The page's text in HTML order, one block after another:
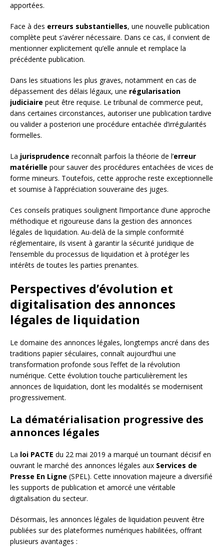
apportées.
Face à des erreurs substantielles, une nouvelle publication
complète peut s’avérer nécessaire. Dans ce cas, il convient de
mentionner explicitement qu’elle annule et remplace la
précédente publication.
Dans les situations les plus graves, notamment en cas de
dépassement des délais légaux, une régularisation
judiciaire peut être requise. Le tribunal de commerce peut,
dans certaines circonstances, autoriser une publication tardive
ou valider a posteriori une procédure entachée d’irrégularités
formelles.
La jurisprudence reconnaît parfois la théorie de l’erreur
matérielle pour sauver des procédures entachées de vices de
forme mineurs. Toutefois, cette approche reste exceptionnelle
et soumise à l’appréciation souveraine des juges.
Ces conseils pratiques soulignent l’importance d’une approche
méthodique et rigoureuse dans la gestion des annonces
légales de liquidation. Au-delà de la simple conformité
réglementaire, ils visent à garantir la sécurité juridique de
l’ensemble du processus de liquidation et à protéger les
intérêts de toutes les parties prenantes.
Perspectives d’évolution et
digitalisation des annonces
légales de liquidation
Le domaine des annonces légales, longtemps ancré dans des
traditions papier séculaires, connaît aujourd’hui une
transformation profonde sous l’effet de la révolution
numérique. Cette évolution touche particulièrement les
annonces de liquidation, dont les modalités se modernisent
progressivement.
La dématérialisation progressive des
annonces légales
La loi PACTE du 22 mai 2019 a marqué un tournant décisif en
ouvrant le marché des annonces légales aux Services de
Presse En Ligne (SPEL). Cette innovation majeure a diversifié
les supports de publication et amorcé une véritable
digitalisation du secteur.
Désormais, les annonces légales de liquidation peuvent être
publiées sur des plateformes numériques habilitées, offrant
plusieurs avantages :